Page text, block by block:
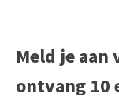
Meld je
ontvang 10